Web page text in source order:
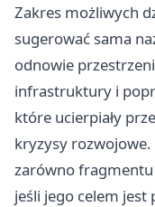
Zakres możliwych
sugerować sama
odnowie
infrastruktury i
które ucierpiały
kryzysy
zarówno
jeśli jego celem